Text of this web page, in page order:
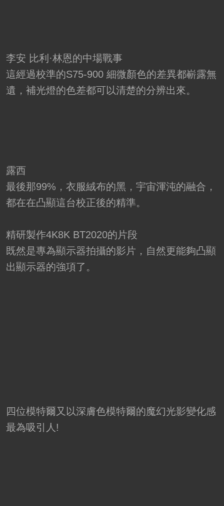
李安 比利·林恩的中場戰事
這經過校準的S75-900 細微顏色的差異都嶄露無
遺，補光燈的色差都可以清楚的分辨出來。
露西
最後那99%，衣服絨布的黑，宇宙渾沌的融合，
都在在凸顯這台校正後的精準。
精研製作4K8K BT2020的片段
既然是專為顯示器拍攝的影片，自然更能夠凸顯
出顯示器的強項了。
四位模特爾又以深膚色模特爾的魔幻光影變化感
最為吸引人!